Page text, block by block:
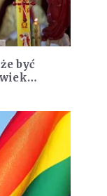
być
dla